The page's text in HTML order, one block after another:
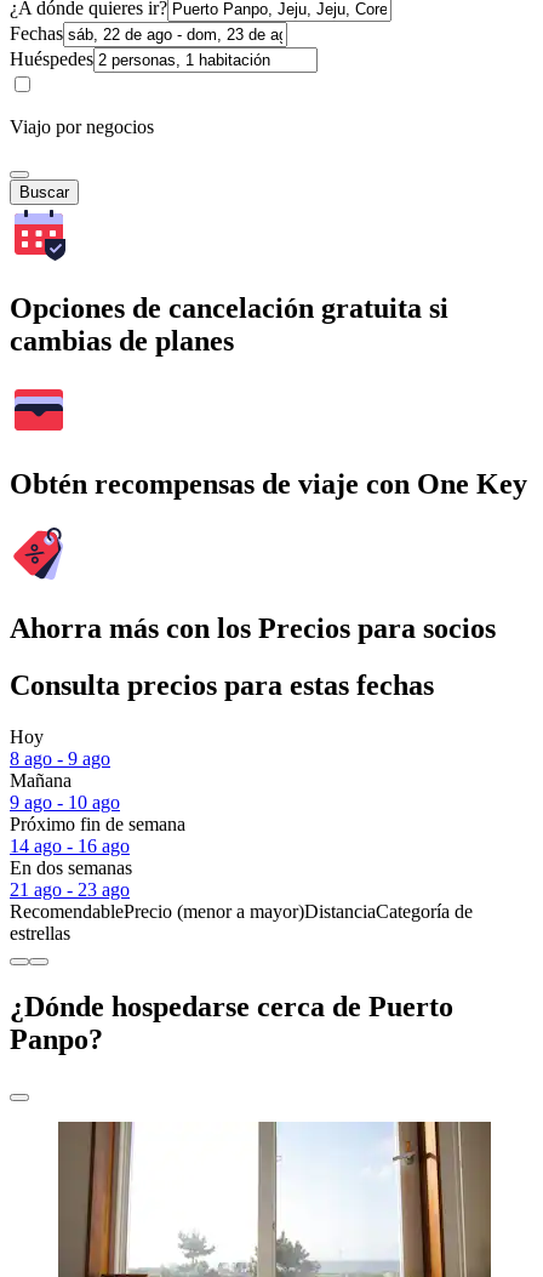
¿A dónde quieres ir?
Fechas
Huéspedes
Viajo por negocios
Buscar
Opciones de cancelación gratuita si
cambias de planes
Obtén recompensas de viaje con One Key
Ahorra más con los Precios para socios
Consulta precios para estas fechas
Hoy
8 ago - 9 ago
Mañana
9 ago - 10 ago
Próximo fin de semana
14 ago - 16 ago
En dos semanas
21 ago - 23 ago
RecomendablePrecio (menor a mayor)DistanciaCategoría de
estrellas
¿Dónde hospedarse cerca de Puerto
Panpo?